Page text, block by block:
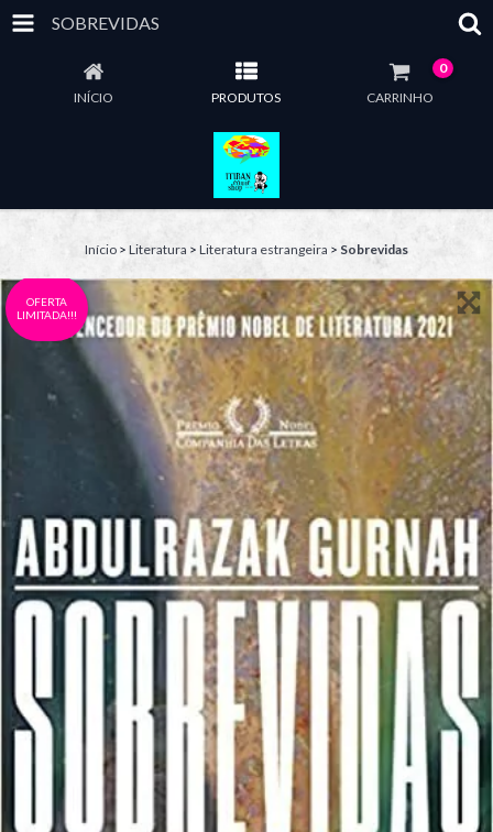
SOBREVIDAS
INÍCIO PRODUTOS CARRINHO
0
Início > Literatura > Literatura estrangeira > Sobrevidas
OFERTA
LIMITADA!!!